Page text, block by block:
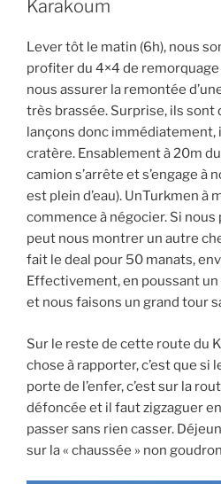
Karakoum
Lever tôt le matin (6h), nous
profiter du 4×4 de
nous assurer la remontée
très brassée. Surprise, ils sont
lançons donc immédiatement,
cratère. Ensablement à 20m
camion s’arrête et s’engage à
est plein d’eau). UnTurkmen à
commence à négocier. Si
peut nous montrer un autre
fait le deal pour 50 manats,
Effectivement, en poussant
et nous faisons un grand tour
Sur le reste de cette route du
chose à rapporter, c’est que si
porte de l’enfer, c’est sur la
défoncée et il faut zigzaguer
passer sans rien casser.
sur la « chaussée » non